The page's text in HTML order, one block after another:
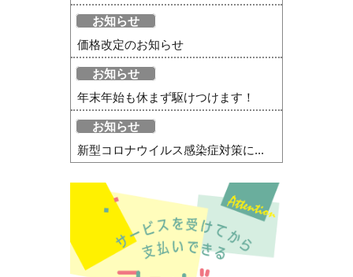
お知らせ
価格改定のお知らせ
お知らせ
年末年始も休まず駆けつけます！
お知らせ
新型コロナウイルス感染症対策に...